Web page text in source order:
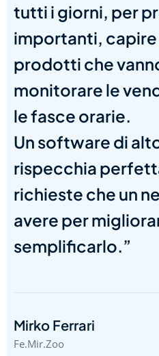
tutti i giorni, per
importanti, capire
prodotti che
monitorare le
le fasce orarie.
Un software di
rispecchia
richieste che un
avere per
semplificarlo.”
Mirko Ferrari
Fe.Mir.Zoo